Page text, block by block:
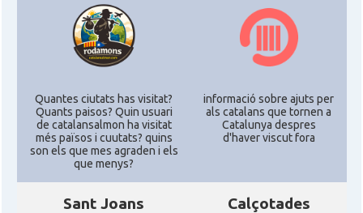
Quantes ciutats has visitat?
Quants paisos? Quin usuari
de catalansalmon ha visitat
més països i cuutats? quins
son els que mes agraden i els
que menys?
informació sobre ajuts per
als catalans que tornen a
Catalunya despres
d'haver viscut fora
Sant Joans Calçotades